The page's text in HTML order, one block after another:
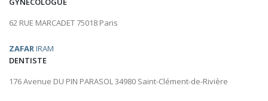
62 RUE MARCADET 75018 Paris
ZAFARIRAM
DENTISTE
176 Avenue DU PIN PARASOL 34980 Saint-Clément-de-Rivière